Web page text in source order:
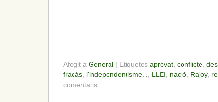
Afegit a General | Etiquetes aprovat, conflicte,
fracàs, l'independentisme..., LLEI, nació, Rajoy,
comentaris